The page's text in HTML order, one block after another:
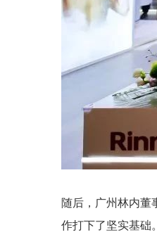
随后，广州林内董
作打下了坚实基础